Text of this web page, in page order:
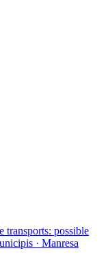
transports: possible
· Manresa